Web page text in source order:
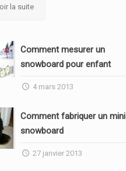
la suite
Comment mesurer un
snowboard pour enfant
4 mars 2013
Comment fabriquer un mini
snowboard
27 janvier 2013